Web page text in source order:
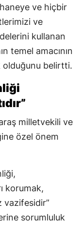
ve hiçbir
ve
kullanan
temel amacının
olduğunu belirtti.
milletvekili ve
özel önem
korumak,
vazifesidir”
sorumluluk